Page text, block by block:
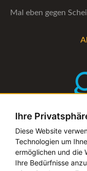
Ihre
Diese Website
Technologien um
ermöglichen und die
Ihre Bedürfnisse
Mal eben gegen
Die